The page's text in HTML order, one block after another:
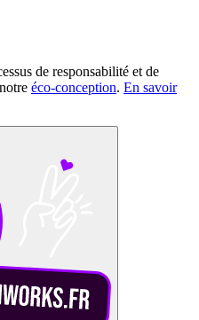
de responsabilité et de
éco-conception. En savoir